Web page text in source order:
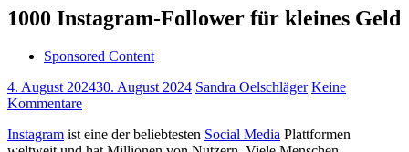
1000 Instagram-Follower für kleines Geld
Sponsored Content
4. August 202430. August 2024 Sandra Oelschläger Keine
Kommentare
Instagram ist eine der beliebtesten Social Media Plattformen